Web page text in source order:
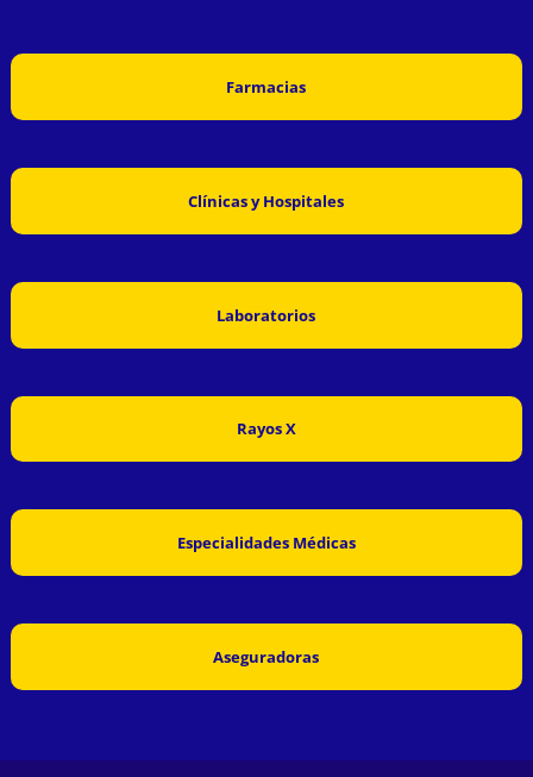
Farmacias
Clínicas y Hospitales
Laboratorios
Rayos X
Especialidades Médicas
Aseguradoras